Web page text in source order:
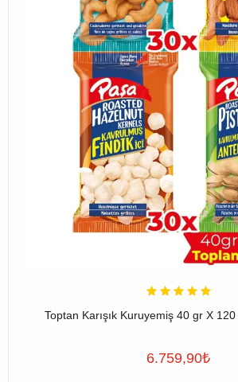
Toptan Karışık Kuruyemiş 40 gr X
6.759,90₺